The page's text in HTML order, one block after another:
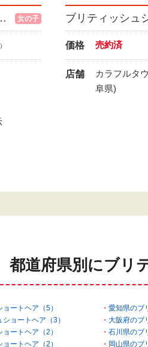
ョートヘア 女の子
価格 売約済
店舗
カラフルタ
阜県)
都道府県別にブリ
ートヘア（5）
愛知県のブ
ョートヘア（3）
大阪府のブ
ートヘア（2）
石川県のブ
ートヘア（2）
岡山県のブ